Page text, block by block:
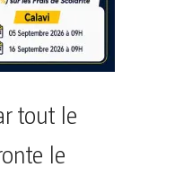
tout le
le